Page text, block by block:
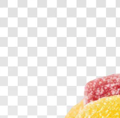
Luova alusta parhaiden töidesi
toteuttamiseen. Yli miljoona
luovien alojen
toimistojen ja studioiden